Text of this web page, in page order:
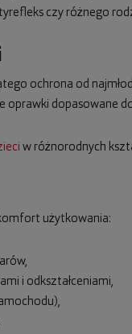
czy różnego
ochrona od
dopasowane
w różnorodnych
użytkowania:
i odkształceniami,